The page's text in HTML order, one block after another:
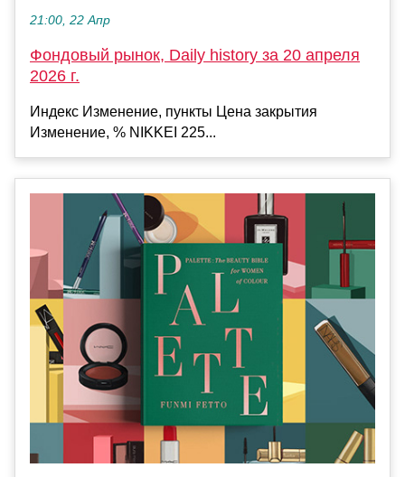
21:00, 22 Апр
Фондовый рынок, Daily history за 20 апреля
2026 г.
Индекс Изменение, пункты Цена закрытия
Изменение, % NIKKEI 225...